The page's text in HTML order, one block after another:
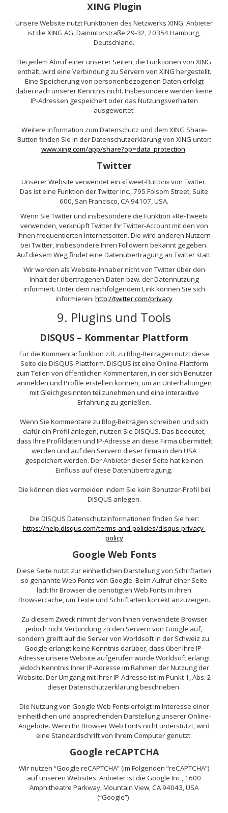
XING Plugin
Unsere Website nutzt Funktionen des Netzwerks XING. Anbieter
ist die XING AG, Dammtorstraße 29-32, 20354 Hamburg,
Deutschland.
Bei jedem Abruf einer unserer Seiten, die Funktionen von XING
enthält, wird eine Verbindung zu Servern von XING hergestellt.
Eine Speicherung von personenbezogenen Daten erfolgt
dabei nach unserer Kenntnis nicht. Insbesondere werden keine
IP-Adressen gespeichert oder das Nutzungsverhalten
ausgewertet.
Weitere Information zum Datenschutz und dem XING Share-
Button finden Sie in der Datenschutzerklärung von XING unter:
www.xing.com/app/share?op=data_protection.
Twitter
Unserer Website verwendet ein «Tweet-Button» von Twitter.
Das ist eine Funktion der Twitter Inc., 795 Folsom Street, Suite
600, San Francisco, CA 94107, USA.
Wenn Sie Twitter und insbesondere die Funktion «Re-Tweet»
verwenden, verknüpft Twitter Ihr Twitter-Account mit den von
Ihnen frequentierten Internetseiten. Die wird anderen Nutzern
bei Twitter, insbesondere Ihren Followern bekannt gegeben.
Auf diesem Weg findet eine Datenübertragung an Twitter statt.
Wir werden als Website-Inhaber nicht von Twitter über den
Inhalt der übertragenen Daten bzw. der Datennutzung
informiert. Unter dem nachfolgendem Link können Sie sich
informieren: http://twitter.com/privacy
9. Plugins und Tools
DISQUS – Kommentar Plattform
Für die Kommentarfunktion z.B. zu Blog-Beiträgen nutzt diese
Seite die DISQUS-Plattform. DISQUS ist eine Online-Plattform
zum Teilen von öffentlichen Kommentaren, in der sich Benutzer
anmelden und Profile erstellen können, um an Unterhaltungen
mit Gleichgesinnten teilzunehmen und eine interaktive
Erfahrung zu genießen.
Wenn Sie Kommentare zu Blog-Beiträgen schreiben und sich
dafür ein Profil anlegen, nutzen Sie DISQUS. Das bedeutet,
dass Ihre Profildaten und IP-Adresse an diese Firma übermittelt
werden und auf den Servern dieser Firma in den USA
gespeichert werden. Der Anbieter dieser Seite hat keinen
Einfluss auf diese Datenübertragung.
Die können dies vermeiden indem Sie kein Benutzer-Profil bei
DISQUS anlegen.
Die DISQUS Datenschutzinformationen finden Sie hier:
https://help.disqus.com/terms-and-policies/disqus-privacy-
policy
Google Web Fonts
Diese Seite nutzt zur einheitlichen Darstellung von Schriftarten
so genannte Web Fonts von Google. Beim Aufruf einer Seite
lädt Ihr Browser die benötigten Web Fonts in ihren
Browsercache, um Texte und Schriftarten korrekt anzuzeigen.
Zu diesem Zweck nimmt der von Ihnen verwendete Browser
jedoch nicht Verbindung zu den Servern von Google auf,
sondern greift auf die Server von Worldsoft in der Schweiz zu.
Google erlangt keine Kenntnis darüber, dass über Ihre IP-
Adresse unsere Website aufgerufen wurde.Worldsoft erlangt
jedoch Kenntnis Ihrer IP-Adresse im Rahmen der Nutzung der
Website. Der Umgang mit Ihrer IP-Adresse ist im Punkt 1, Abs. 2
dieser Datenschutzerklärung beschrieben.
Die Nutzung von Google Web Fonts erfolgt im Interesse einer
einheitlichen und ansprechenden Darstellung unserer Online-
Angebote. Wenn Ihr Browser Web Fonts nicht unterstützt, wird
eine Standardschrift von Ihrem Computer genutzt.
Google reCAPTCHA
Wir nutzen “Google reCAPTCHA” (im Folgenden “reCAPTCHA”)
auf unseren Websites. Anbieter ist die Google Inc., 1600
Amphitheatre Parkway, Mountain View, CA 94043, USA
(“Google”).